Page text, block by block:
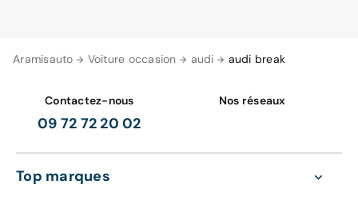
Aramisauto Voiture occasion audi audi break
Contactez-nous
09 72 72 20 02
Nos réseaux
Top marques